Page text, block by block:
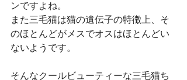
ンですよね。
また三毛猫は猫の遺伝子の特徴上、そ
のほとんどがメスでオスはほとんどい
ないようです。
そんなクールビューティーな三毛猫ち